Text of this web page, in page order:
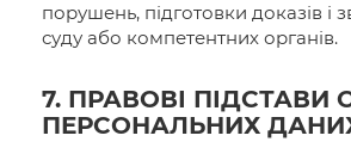
порушень, підготовки доказів і
суду або компетентних органів.
7. ПРАВОВІ ПІДСТАВИ
ПЕРСОНАЛЬНИХ